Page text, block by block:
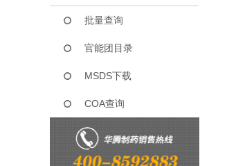
批量查询
官能团目录
MSDS下载
COA查询